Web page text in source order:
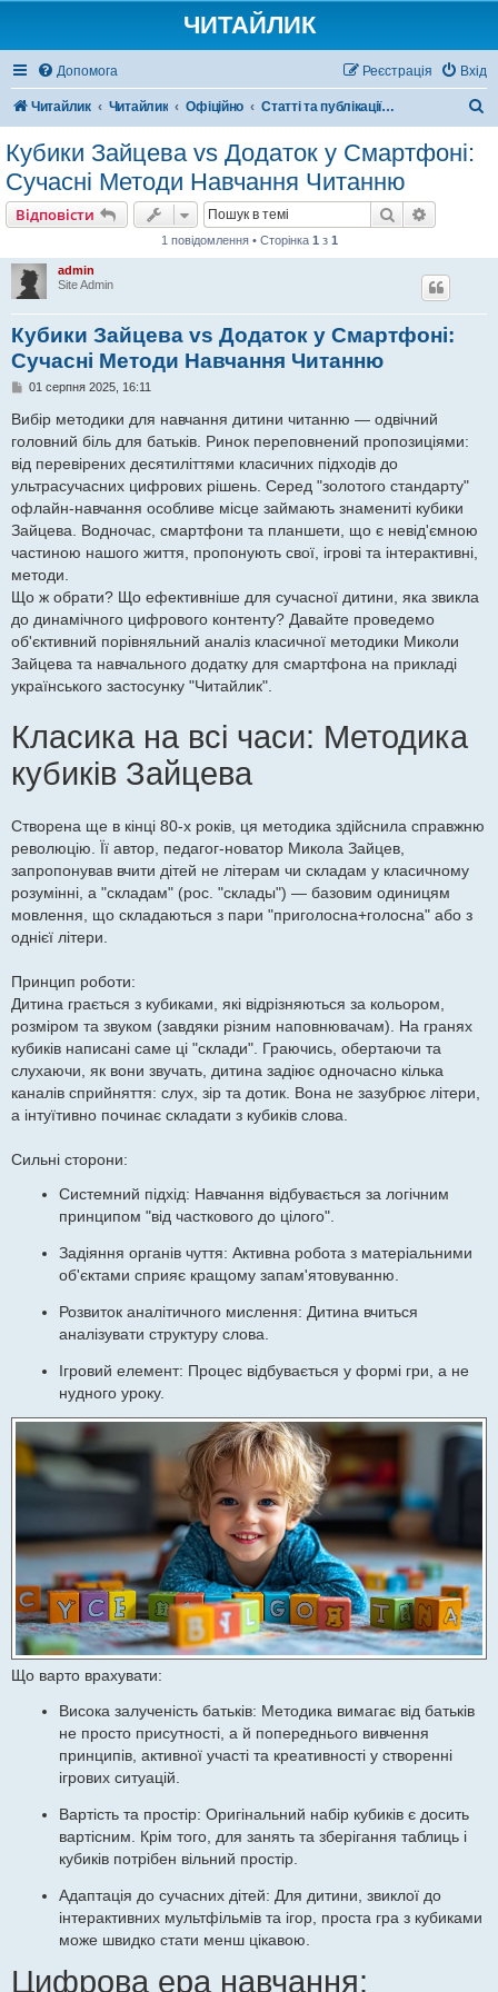
ЧИТАЙЛИК
Допомога Вхід
Реєстрація
Читайлик Читайлик Офіційно Статті та публікації. Корисна інформація
Кубики Зайцева vs Додаток у Смартфоні:
Сучасні Методи Навчання Читанню
Відповісти Пошук
1 повідомлення • Сторінка 1 з 1
admin
Site Admin
Кубики Зайцева vs Додаток у Смартфоні:
Сучасні Методи Навчання Читанню
П
в
і
д
м
л
е
н
н
01 серпня 2025, 16:11
Вибір методики для навчання дитини читанню — одвічний
головний біль для батьків. Ринок переповнений пропозиціями:
від перевірених десятиліттями класичних підходів до
ультрасучасних цифрових рішень. Серед "золотого стандарту"
офлайн-навчання особливе місце займають знамениті кубики
Зайцева. Водночас, смартфони та планшети, що є невід'ємною
частиною нашого життя, пропонують свої, ігрові та інтерактивні,
методи.
Що ж обрати? Що ефективніше для сучасної дитини, яка звикла
до динамічного цифрового контенту? Давайте проведемо
об'єктивний порівняльний аналіз класичної методики Миколи
Зайцева та навчального додатку для смартфона на прикладі
українського застосунку "Читайлик".
Класика на всі часи: Методика
кубиків Зайцева
Створена ще в кінці 80-х років, ця методика здійснила справжню
революцію. Її автор, педагог-новатор Микола Зайцев,
запропонував вчити дітей не літерам чи складам у класичному
розумінні, а "складам" (рос. "склады") — базовим одиницям
мовлення, що складаються з пари "приголосна+голосна" або з
однієї літери.
Принцип роботи:
Дитина грається з кубиками, які відрізняються за кольором,
розміром та звуком (завдяки різним наповнювачам). На гранях
кубиків написані саме ці "склади". Граючись, обертаючи та
слухаючи, як вони звучать, дитина задіює одночасно кілька
каналів сприйняття: слух, зір та дотик. Вона не зазубрює літери,
а інтуїтивно починає складати з кубиків слова.
Сильні сторони:
Системний підхід: Навчання відбувається за логічним
принципом "від часткового до цілого".
Задіяння органів чуття: Активна робота з матеріальними
об'єктами сприяє кращому запам'ятовуванню.
Розвиток аналітичного мислення: Дитина вчиться
аналізувати структуру слова.
Ігровий елемент: Процес відбувається у формі гри, а не
нудного уроку.
Що варто врахувати:
Висока залученість батьків: Методика вимагає від батьків
не просто присутності, а й попереднього вивчення
принципів, активної участі та креативності у створенні
ігрових ситуацій.
Вартість та простір: Оригінальний набір кубиків є досить
вартісним. Крім того, для занять та зберігання таблиць і
кубиків потрібен вільний простір.
Адаптація до сучасних дітей: Для дитини, звиклої до
інтерактивних мультфільмів та ігор, проста гра з кубиками
може швидко стати менш цікавою.
Цифрова ера навчання: